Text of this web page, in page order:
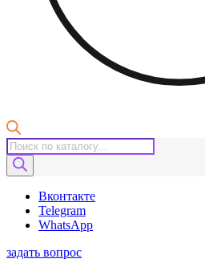
Поиск
товаров
Вконтакте
Telegram
WhatsApp
задать вопрос